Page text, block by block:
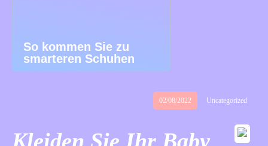
So kommen Sie zu
smarteren Schuhen
02/08/2022 Uncategorized
Kleiden Sie Ihr Baby